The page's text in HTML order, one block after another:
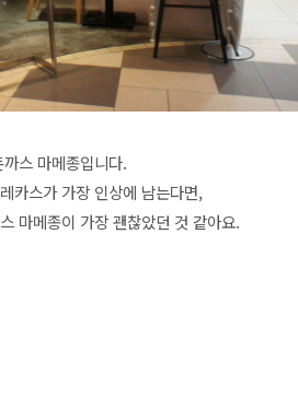
스 마메종입니다.
카스가 가장 인상에 남는다면,
마메종이 가장 괜찮았던 것 같아요.